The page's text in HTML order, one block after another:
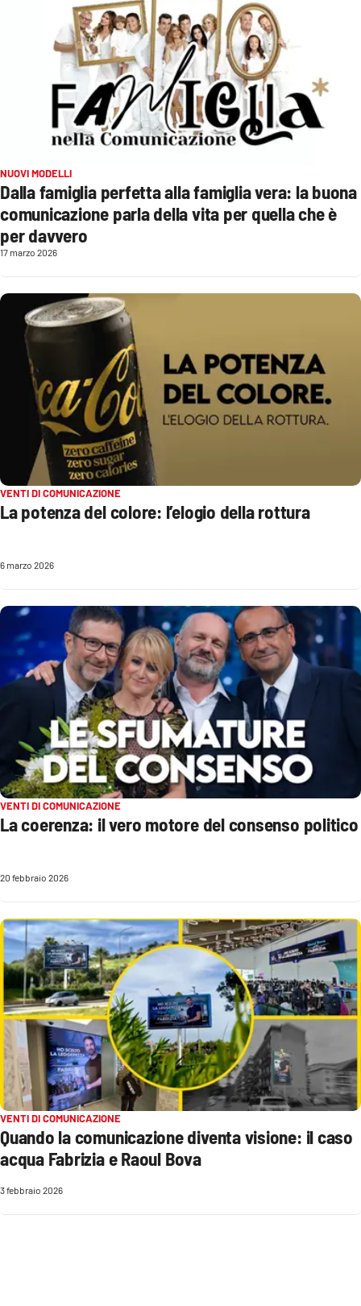
Lacplay.it
Lactv.it
Laconair.it
Lacitymag.it
Lacapitalenews.it
Ilreggino.it
Cosenzachannel.it
Ilvibonese.it
Catanzarochannel.it
APP
Android
Apple
NUOVI MODELLI
Dalla famiglia perfetta alla famiglia vera: la buona
comunicazione parla della vita per quella che è
per davvero
17 marzo 2026
VENTI DI COMUNICAZIONE
La potenza del colore: l’elogio della rottura
6 marzo 2026
VENTI DI COMUNICAZIONE
La coerenza: il vero motore del consenso politico
20 febbraio 2026
VENTI DI COMUNICAZIONE
Quando la comunicazione diventa visione: il caso
acqua Fabrizia e Raoul Bova
3 febbraio 2026